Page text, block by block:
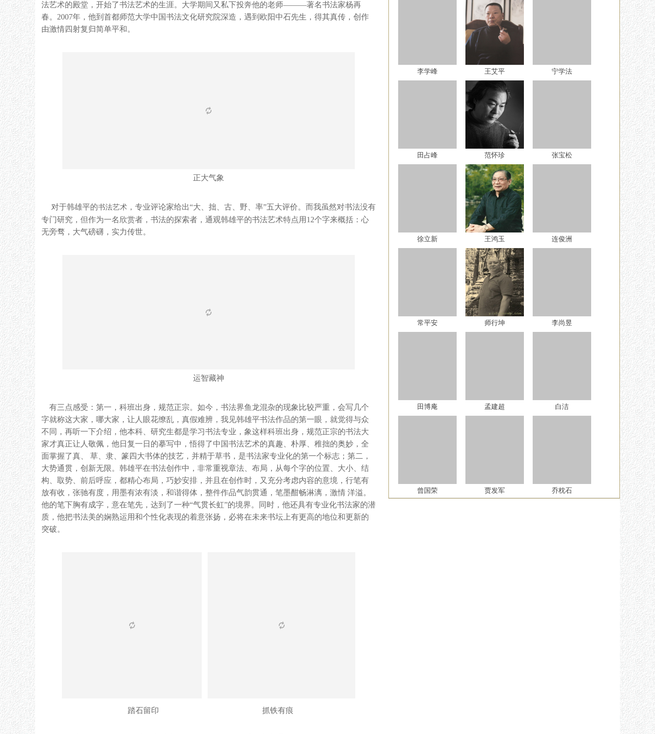
李学峰 王艾平 宁学法
田占峰 范怀珍 张宝松
徐立新 王鸿玉 连俊洲
常平安 师行坤 李尚昱
田博庵 孟建超 白洁
曾国荣 贾发军 乔枕石
法艺术的殿堂，开始了书法艺术的生涯。大学期间又私下投奔他的老师———著名书法家杨再
春。 2007年，他到首都师范大学中国书法文化研究院深造，遇到欧阳中石先生，得其真传，创作
由激情四射复归简单平和。
正大气象
对于韩雄平的书法艺术 ，专业评论家给出“大、拙、古、野、率”五大评价。而我虽然对书法没有
专门研究，但作为一名欣赏者，书法的探索者，通观韩雄平的书法艺术特点用 12个字来概括：心
无旁骛，大气磅礴，实力传世。
运智藏神
有三点感受：第一，科班出身，规范正宗。如今，书法界鱼龙混杂的现象比较严重，会写几个
字就称这大家，哪大家，让人眼花缭乱，真假难辨，我见韩雄平书法作品的第一眼，就觉得与众
不同，再听一下介绍，他本科、研究生都是学习书法专业，象这样科班出身，规范正宗的书法大
家才真正让人敬佩，他日复一日的摹写中，悟得了中国书法艺术的真趣、朴厚、稚拙的奥妙，全
面掌握了真、 草、隶、篆四大书体的技艺，并精于草书，是书法家专业化的第一个标志；第二，
大势通贯，创新无限。韩雄平在书法创作中，非常重视章法、布局，从每个字的位置、大小、结
构、取势、前后呼应，都精心布局，巧妙安排，并且在创作时，又充分考虑内容的意境，行笔有
放有收，张驰有度，用墨有浓有淡，和谐得体，整件作品气韵贯通，笔墨酣畅淋漓，激情 洋溢。
他的笔下胸有成字，意在笔先，达到了一种“气贯长虹”的境界。同时，他还具有专业化书法家的潜
质，他把书法美的娴熟运用和个性化表现的着意张扬，必将在未来书坛上有更高的地位和更新的
突破。
踏石留印 抓铁有痕